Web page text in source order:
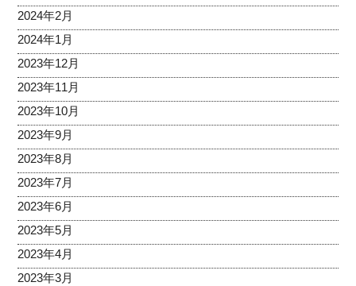
2024年2月
2024年1月
2023年12月
2023年11月
2023年10月
2023年9月
2023年8月
2023年7月
2023年6月
2023年5月
2023年4月
2023年3月